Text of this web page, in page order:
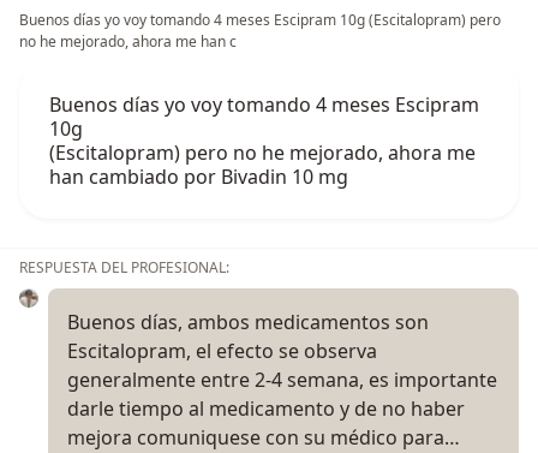
Buenos días yo voy tomando 4 meses Escipram 10g (Escitalopram) pero
no he mejorado, ahora me han c
Buenos días yo voy tomando 4 meses Escipram
10g
(Escitalopram) pero no he mejorado, ahora me
han cambiado por Bivadin 10 mg
RESPUESTA DEL PROFESIONAL:
Buenos días, ambos medicamentos son
Escitalopram, el efecto se observa
generalmente entre 2-4 semana, es importante
darle tiempo al medicamento y de no haber
mejora comuniquese con su médico para…